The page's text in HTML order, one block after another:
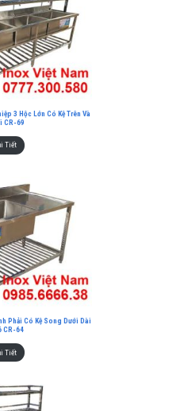
3 Hộc Lớn Có Kệ Trên Và
CR-69
Tiết
Phải Có Kệ Song Dưới Dài
CR-64
Tiết